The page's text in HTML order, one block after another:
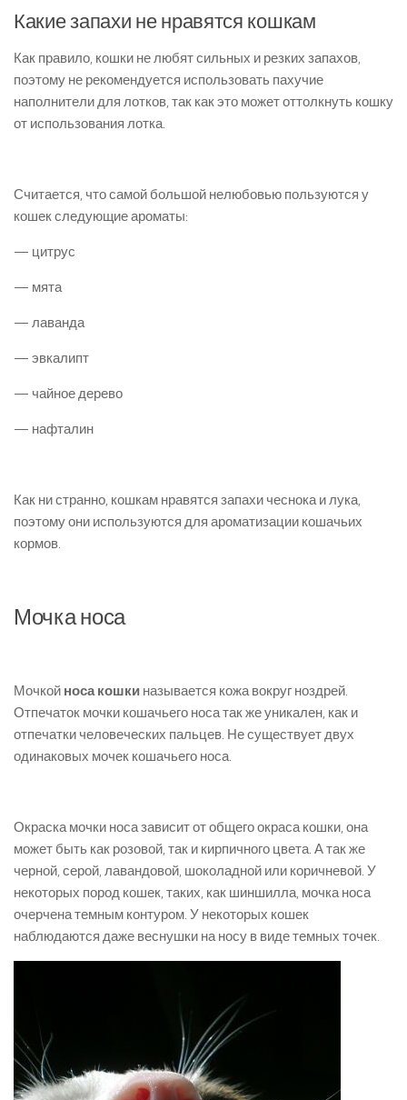
Какие запахи не нравятся кошкам
Как правило, кошки не любят сильных и резких запахов,
поэтому не рекомендуется использовать пахучие
наполнители для лотков, так как это может оттолкнуть кошку
от использования лотка.
Считается, что самой большой нелюбовью пользуются у
кошек следующие ароматы:
— цитрус
— мята
— лаванда
— эвкалипт
— чайное дерево
— нафталин
Как ни странно, кошкам нравятся запахи чеснока и лука,
поэтому они используются для ароматизации кошачьих
кормов.
Мочка носа
Мочкой носа кошки называется кожа вокруг ноздрей.
Отпечаток мочки кошачьего носа так же уникален, как и
отпечатки человеческих пальцев. Не существует двух
одинаковых мочек кошачьего носа.
Окраска мочки носа зависит от общего окраса кошки, она
может быть как розовой, так и кирпичного цвета. А так же
черной, серой, лавандовой, шоколадной или коричневой. У
некоторых пород кошек, таких, как шиншилла, мочка носа
очерчена темным контуром. У некоторых кошек
наблюдаются даже веснушки на носу в виде темных точек.